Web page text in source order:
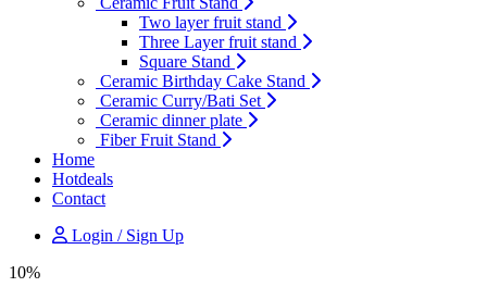
Two layer fruit stand
Three Layer fruit stand
Square Stand
Ceramic Birthday Cake Stand
Ceramic Curry/Bati Set
Ceramic dinner plate
Fiber Fruit Stand
Home
Hotdeals
Contact
Login / Sign Up
10%